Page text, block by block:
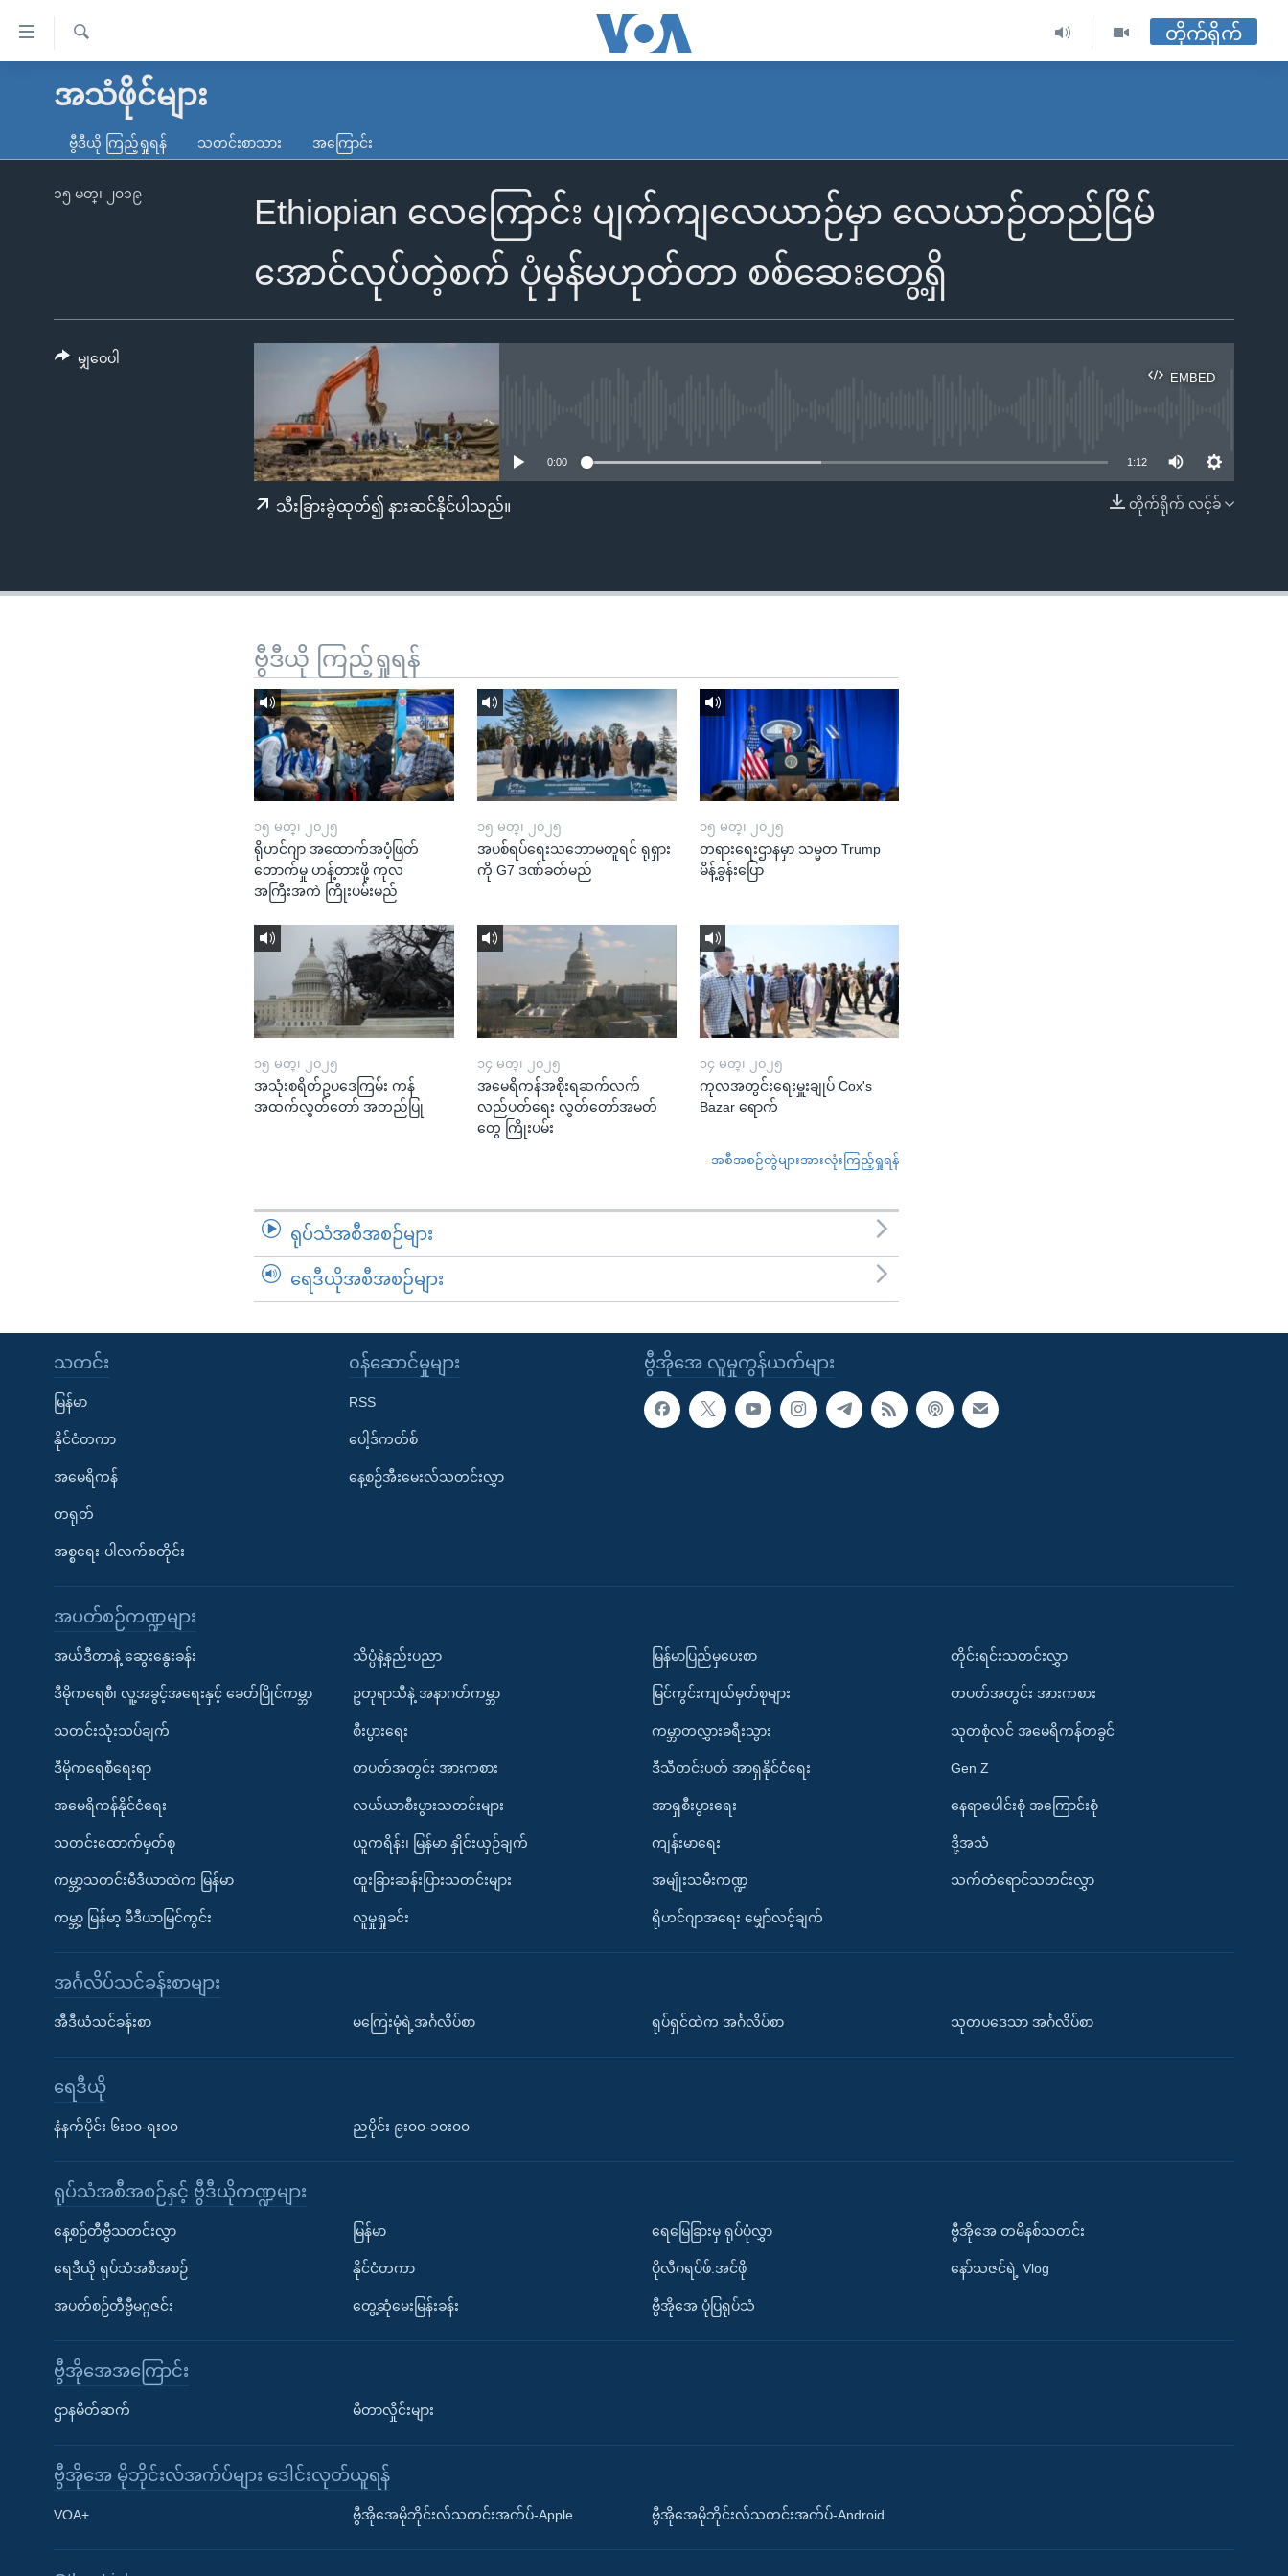
လွယ်ကူ
သည့်
ရန်
မူလစာမျက်နှာ
ကမ္ဘာ့သတင်းများ
နိုင်ငံတကာ
မကြေးမုံရဲ့ အင်္ဂလိပ်စာ
ရေဒီယို
ရေဒီယိုနှင့်ရုပ်သံ အချက်အလက်များ
Learning English
ရ
တိုက်ရိုက်
အသံဖိုင်များ
ဗွီဒီယို ကြည့်ရှုရန် သတင်းစာသား အကြောင်း
Ethiopian လေကြောင်း ပျက်ကျလေယာဉ်မှာ လေယာဉ်တည်ငြိမ်
အောင်လုပ်တဲ့စက် ပုံမှန်မဟုတ်တာ စစ်ဆေးတွေ့ရှိ
၁၅ မတ္၊ ၂၀၁၉
EMBED
EMBED
0:00 1:12
တိုက်ရိုက် လင့်ခ်
သီးခြားခွဲထုတ်၍ နားဆင်နိုင်ပါသည်။
မျှဝေပါ
ဗွီဒီယို ကြည့်ရှုရန်
၁၅ မတ္၊ ၂၀၂၅
ရိုဟင်ဂျာ အထောက်အပံ့ဖြတ်
တောက်မှု ဟန့်တားဖို့ ကုလ
အကြီးအကဲ ကြိုးပမ်းမည်
၁၅ မတ္၊ ၂၀၂၅
အပစ်ရပ်ရေးသဘောမတူရင် ရုရှား
ကို G7 ဒဏ်ခတ်မည်
၁၅ မတ္၊ ၂၀၂၅
တရားရေးဌာနမှာ သမ္မတ Trump
မိန့်ခွန်းပြော
၁၅ မတ္၊ ၂၀၂၅
အသုံးစရိတ်ဥပဒေကြမ်း ကန်
အထက်လွှတ်တော် အတည်ပြု
၁၄ မတ္၊ ၂၀၂၅
အမေရိကန်အစိုးရဆက်လက်
လည်ပတ်ရေး လွှတ်တော်အမတ်
တွေ ကြိုးပမ်း
၁၄ မတ္၊ ၂၀၂၅
ကုလအတွင်းရေးမှူးချုပ် Cox's
Bazar ရောက်
အစီအစဉ်တွဲများအားလုံးကြည့်ရှုရန်
ရုပ်သံအစီအစဉ်များ
ရေဒီယိုအစီအစဉ်များ
ဗွီအိုအေ လူမှုကွန်ယက်များ
သတင်း
မြန်မာ
နိုင်ငံတကာ
အမေရိကန်
တရုတ်
အစ္စရေး-ပါလက်စတိုင်း
၀န်ဆောင်မှုများ
RSS
ပေါ့ဒ်ကတ်စ်
နေ့စဉ်အီးမေးလ်သတင်းလွှာ
အပတ်စဉ်ကဏ္ဍများ
အယ်ဒီတာနဲ့ ဆွေးနွေးခန်း
ဒီမိုကရေစီ၊ လူ့အခွင့်အရေးနှင့် ခေတ်ပြိုင်ကမ္ဘာ
သတင်းသုံးသပ်ချက်
ဒီမိုကရေစီရေးရာ
အမေရိကန်နိုင်ငံရေး
သတင်းထောက်မှတ်စု
ကမ္ဘာ့သတင်းမီဒီယာထဲက မြန်မာ
ကမ္ဘာ့ မြန်မာ့ မီဒီယာမြင်ကွင်း
သိပ္ပံနဲ့နည်းပညာ
ဥတုရာသီနဲ့ အနာဂတ်ကမ္ဘာ
စီးပွားရေး
တပတ်အတွင်း အားကစား
လယ်ယာစီးပွားသတင်းများ
ယူကရိန်း၊ မြန်မာ နှိုင်းယှဉ်ချက်
ထူးခြားဆန်းပြားသတင်းများ
လူမှုရှုခင်း
မြန်မာပြည်မှပေးစာ
မြင်ကွင်းကျယ်မှတ်စုများ
ကမ္ဘာတလွှားခရီးသွား
ဒီသီတင်းပတ် အာရှနိုင်ငံရေး
အာရှစီးပွားရေး
ကျန်းမာရေး
အမျိုးသမီးကဏ္ဍ
ရိုဟင်ဂျာအရေး မျှော်လင့်ချက်
တိုင်းရင်းသတင်းလွှာ
တပတ်အတွင်း အားကစား
သုတစုံလင် အမေရိကန်တခွင်
Gen Z
နေရာပေါင်းစုံ အကြောင်းစုံ
ဒို့အသံ
သက်တံရောင်သတင်းလွှာ
အင်္ဂလိပ်သင်ခန်းစာများ
အီဒီယံသင်ခန်းစာ မကြေးမုံရဲ့အင်္ဂလိပ်စာ ရုပ်ရှင်ထဲက အင်္ဂလိပ်စာ သုတပဒေသာ အင်္ဂလိပ်စာ
ရေဒီယို
နံနက်ပိုင်း ၆း၀၀-ရး၀၀ ညပိုင်း ၉း၀၀-၁၀း၀၀
ရုပ်သံအစီအစဉ်နှင့် ဗွီဒီယိုကဏ္ဍများ
နေ့စဉ်တီဗွီသတင်းလွှာ
ရေဒီယို ရုပ်သံအစီအစဉ်
အပတ်စဉ်တီဗွီမဂ္ဂဇင်း
မြန်မာ
နိုင်ငံတကာ
တွေ့ဆုံမေးမြန်းခန်း
ရေမြေခြားမှ ရုပ်ပုံလွှာ
ပိုလီဂရပ်ဖ်.အင်ဖို
ဗွီအိုအေ ပုံပြရုပ်သံ
ဗွီအိုအေ တမိနစ်သတင်း
နော်သဇင်ရဲ့ Vlog
ဗွီအိုအေအကြောင်း
ဌာနမိတ်ဆက် မီတာလှိုင်းများ
ဗွီအိုအေ မိုဘိုင်းလ်အက်ပ်များ ဒေါင်းလုတ်ယူရန်
VOA+ ဗွီအိုအေမိုဘိုင်းလ်သတင်းအက်ပ်-Apple ဗွီအိုအေမိုဘိုင်းလ်သတင်းအက်ပ်-Android